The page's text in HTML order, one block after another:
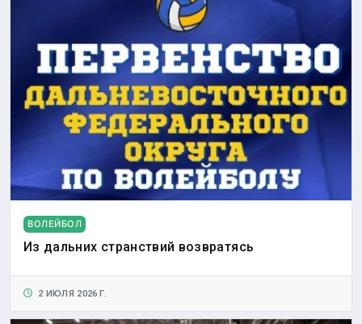
ВОЛЕЙБОЛ
Из дальних странствий возвратясь
2 ИЮЛЯ 2026 Г.